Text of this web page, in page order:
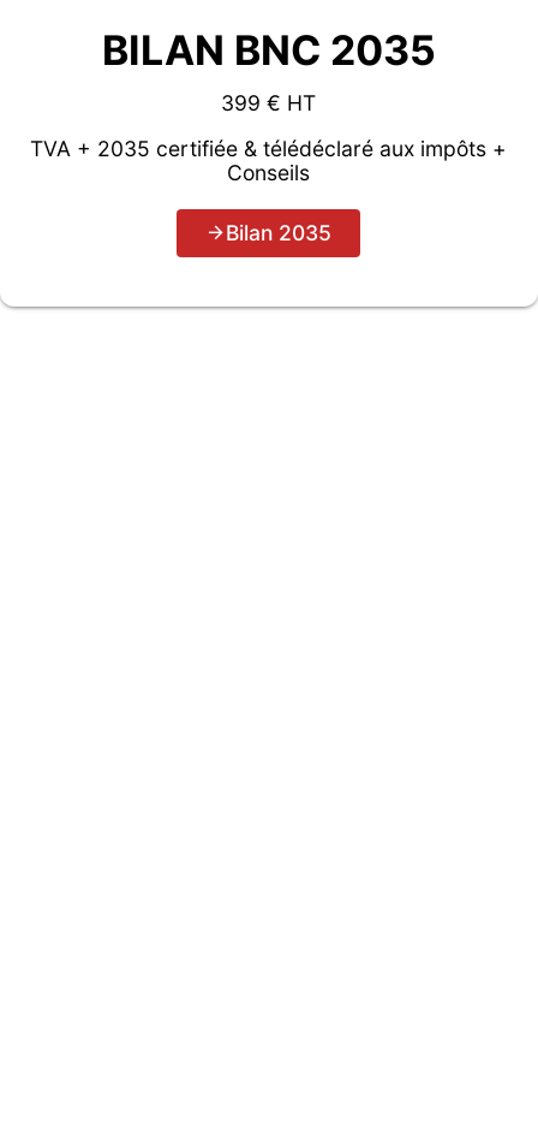
BILAN BNC 2035
399 € HT
TVA + 2035 certifiée & télédéclaré aux impôts +
Conseils
Bilan 2035